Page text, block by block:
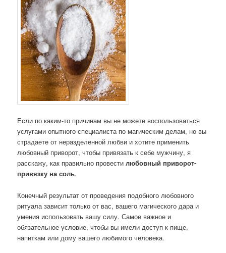
Если по каким-то причинам вы не можете воспользоваться
услугами опытного специалиста по магическим делам, но вы
страдаете от неразделенной любви и хотите применить
любовный приворот, чтобы привязать к себе мужчину, я
расскажу, как правильно провестилюбовный приворот-
привязку на соль.
Конечный результат от проведения подобного любовного
ритуала зависит только от вас, вашего магического дара и
умения использовать вашу силу. Самое важное и
обязательное условие, чтобы вы имели доступ к пище,
напиткам или дому вашего любимого человека.